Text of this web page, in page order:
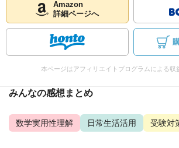
Amazon
詳細ページへ
本ページはアフィリエイトプログラムによる収
みんなの感想まとめ
数学実用性理解 日常生活活用 受験対